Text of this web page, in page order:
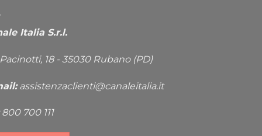
Italia S.r.l.
18 - 35030 Rubano (PD)
assistenzaclienti@canaleitalia.it
800 700 111